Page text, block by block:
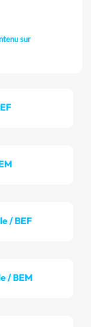
sur
/ BEF
/ BEM